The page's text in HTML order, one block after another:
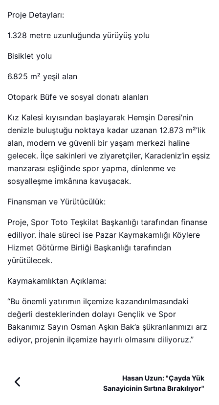
Proje Detayları:
1.328 metre uzunluğunda yürüyüş yolu
Bisiklet yolu
6.825 m² yeşil alan
Otopark Büfe ve sosyal donatı alanları
Kız Kalesi kıyısından başlayarak Hemşin Deresi’nin
denizle buluştuğu noktaya kadar uzanan 12.873 m²’lik
alan, modern ve güvenli bir yaşam merkezi haline
gelecek. İlçe sakinleri ve ziyaretçiler, Karadeniz’in eşsiz
manzarası eşliğinde spor yapma, dinlenme ve
sosyalleşme imkânına kavuşacak.
Finansman ve Yürütücülük:
Proje, Spor Toto Teşkilat Başkanlığı tarafından finanse
ediliyor. İhale süreci ise Pazar Kaymakamlığı Köylere
Hizmet Götürme Birliği Başkanlığı tarafından
yürütülecek.
Kaymakamlıktan Açıklama:
“Bu önemli yatırımın ilçemize kazandırılmasındaki
değerli desteklerinden dolayı Gençlik ve Spor
Bakanımız Sayın Osman Aşkın Bak’a şükranlarımızı arz
ediyor, projenin ilçemize hayırlı olmasını diliyoruz.”
Hasan Uzun: "Çayda Yük
Sanayicinin Sırtına Bırakılıyor"